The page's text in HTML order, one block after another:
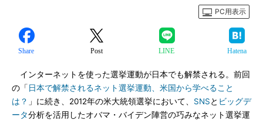
PC用表示
Share Post LINE Hatena
インターネットを使った選挙運動が日本でも解禁される。前回
の「 日本で解禁されるネット選挙運動、米国から学べること
は？ 」に続き、2012年の米大統領選挙において、 SNSと ビッグデ
ータ分析を活用したオバマ・バイデン陣営の巧みなネット選挙運